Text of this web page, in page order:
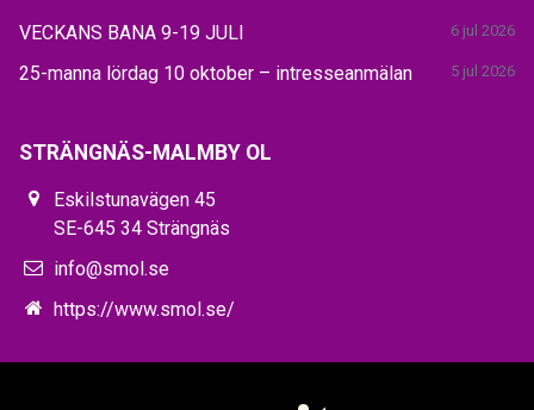
VECKANS BANA 9-19 JULI 6 jul 2026
25-manna lördag 10 oktober – intresseanmälan 5 jul 2026
STRÄNGNÄS-MALMBY OL
Eskilstunavägen 45
SE-645 34 Strängnäs
info@smol.se
https://www.smol.se/